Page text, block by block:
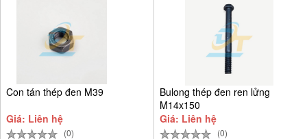
Con tán thép đen M39
Giá: Liên hệ
(0)
Bulong thép đen ren lửng
M14x150
Giá: Liên hệ
(0)